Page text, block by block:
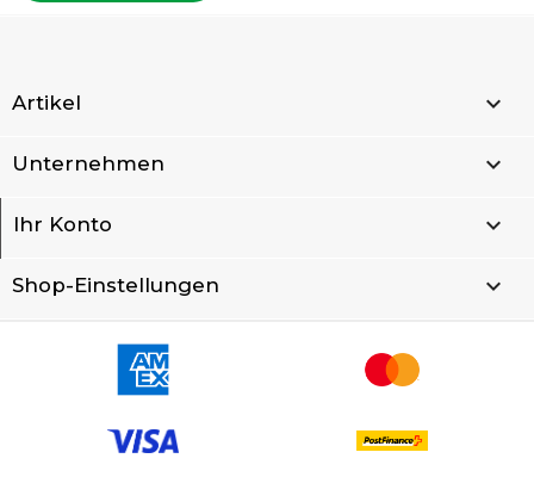
Artikel 
Unternehmen 
Ihr Konto 
Shop-Einstellungen keyboard_arrow_down